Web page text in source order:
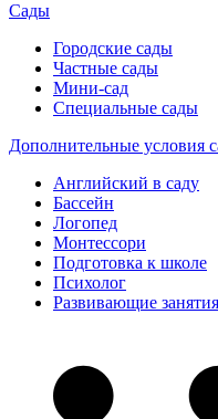
Сады
Городские сады
Частные сады
Мини-сад
Специальные сады
Дополнительные условия
Английский в саду
Бассейн
Логопед
Монтессори
Подготовка к школе
Психолог
Развивающие занятия